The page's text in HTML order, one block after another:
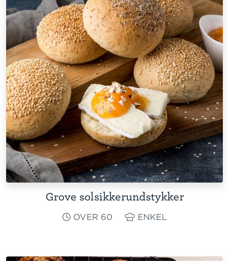
Grove solsikkerundstykker
OVER 60 ENKEL